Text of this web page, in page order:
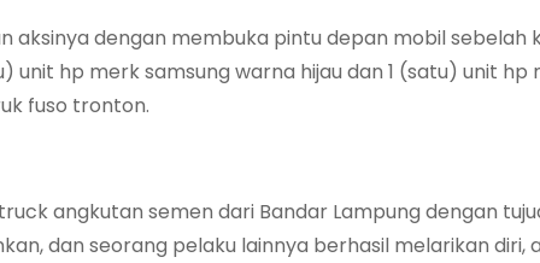
aksinya dengan membuka pintu depan mobil sebelah
hp merk samsung warna hijau dan 1 (satu) unit hp
fuso tronton.
angkutan semen dari Bandar Lampung dengan
dan seorang pelaku lainnya berhasil melarikan diri,